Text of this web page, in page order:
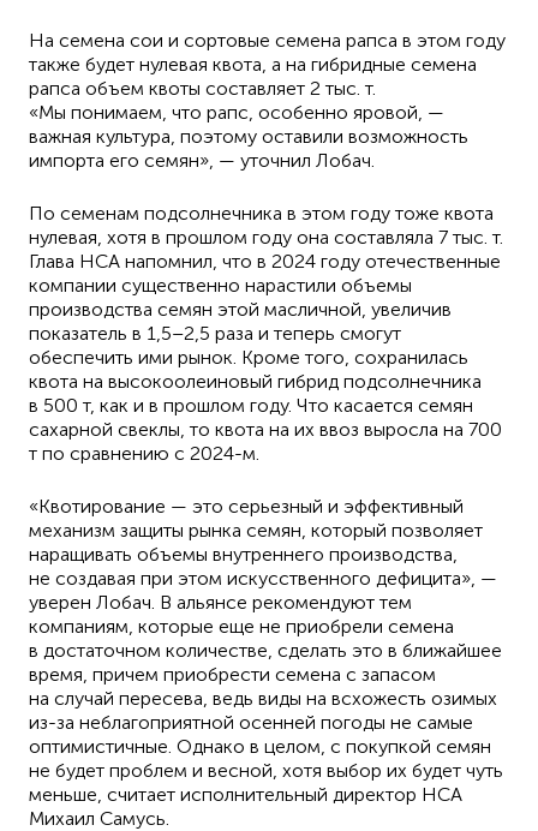
На семена сои и сортовые семена рапса в этом году
также будет нулевая квота, а на гибридные семена
рапса объем квоты составляет 2 тыс. т.
«Мы понимаем, что рапс, особенно яровой, —
важная культура, поэтому оставили возможность
импорта его семян», — уточнил Лобач.
По семенам подсолнечника в этом году тоже квота
нулевая, хотя в прошлом году она составляла 7 тыс. т.
Глава HCA напомнил, что в 2024 году отечественные
компании существенно нарастили объемы
производства семян этой масличной, увеличив
показатель в 1,5–2,5 раза и теперь смогут
обеспечить ими рынок. Кроме того, сохранилась
квота на высокоолеиновый гибрид подсолнечника
в 500 т, как и в прошлом году. Что касается семян
сахарной свеклы, то квота на их ввоз выросла на 700
т по сравнению с 2024-м.
«Квотирование — это серьезный и эффективный
механизм защиты рынка семян, который позволяет
наращивать объемы внутреннего производства,
не создавая при этом искусственного дефицита», —
уверен Лобач. В альянсе рекомендуют тем
компаниям, которые еще не приобрели семена
в достаточном количестве, сделать это в ближайшее
время, причем приобрести семена с запасом
на случай пересева, ведь виды на всхожесть озимых
из-за неблагоприятной осенней погоды не самые
оптимистичные. Однако в целом, с покупкой семян
не будет проблем и весной, хотя выбор их будет чуть
меньше, считает исполнительный директор HCA
Михаил Самусь.